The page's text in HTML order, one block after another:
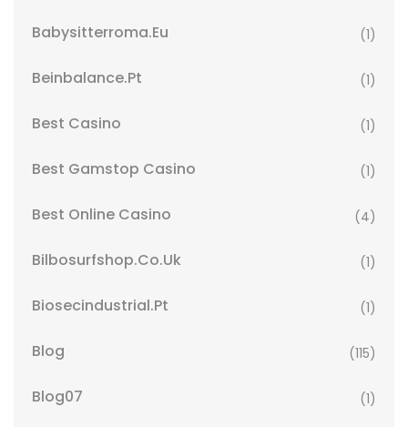
Babysitterroma.eu (1)
Beinbalance.pt (1)
Best Casino (1)
Best Gamstop Casino (1)
Best Online Casino (4)
Bilbosurfshop.co.uk (1)
Biosecindustrial.pt (1)
Blog (115)
Blog07 (1)